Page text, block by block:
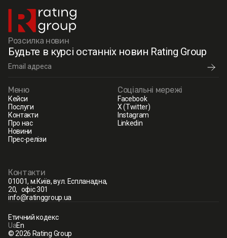
Розсилка новин
Будьте в курсі останніх новин Rating Group
Меню
Кейси
Послуги
Контакти
Про нас
Новини
Прес-релізи
Соціальні мережі
Facebook
X (Twitter)
Instagram
Linkedin
Контакти
01001, м.Київ, вул. Еспланадна,
20, офіс 301
info@ratinggroup.ua
© 2026 Rating Group
UaEn
Етичний кодекс